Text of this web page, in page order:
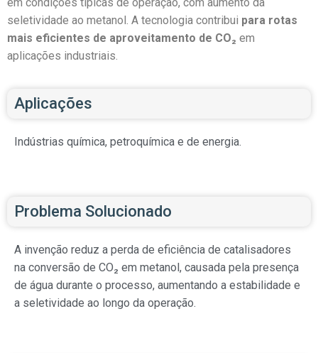
seletividade ao metanol. A tecnologia contribui para rotas
mais eficientes de aproveitamento de CO₂ em
aplicações industriais.
Aplicações
Indústrias química, petroquímica e de energia.
Problema Solucionado
A invenção reduz a perda de eficiência de catalisadores
na conversão de CO₂ em metanol, causada pela presença
de água durante o processo, aumentando a estabilidade e
a seletividade ao longo da operação.